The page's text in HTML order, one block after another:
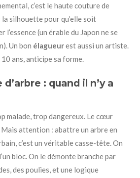
c’est le haute couture de
la silhouette pour qu’elle soit
l’essence (un érable du Japon ne se
Un bon élagueurest aussi un artiste.
ans, anticipe sa forme.
: quand il n’y a
malade, trop dangereux. Le cœur
attention : abattre un arbre en
c’est un véritable casse-tête. On
bloc. On le démonte branche par
des poulies, et une logique